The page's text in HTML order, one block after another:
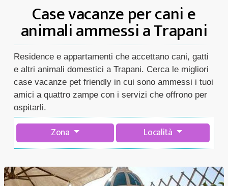
Case vacanze per cani e
animali ammessi a Trapani
Residence e appartamenti che accettano cani, gatti
e altri animali domestici a Trapani. Cerca le migliori
case vacanze pet friendly in cui sono ammessi i tuoi
amici a quattro zampe con i servizi che offrono per
ospitarli.
Zona Località